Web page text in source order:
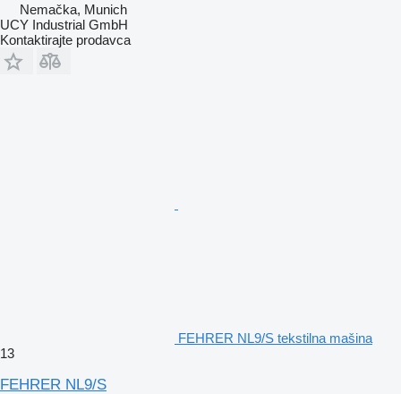
Nemačka, Munich
UCY Industrial GmbH
Kontaktirajte prodavca
FEHRER NL9/S tekstilna mašina
13
FEHRER NL9/S